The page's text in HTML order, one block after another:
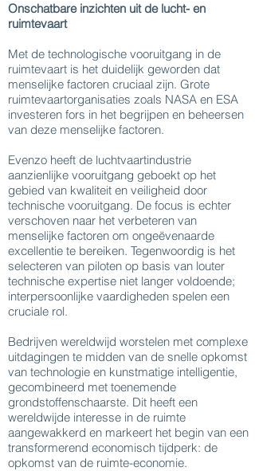
Onschatbare inzichten uit de lucht- en
ruimtevaart
Met de technologische vooruitgang in de
ruimtevaart is het duidelijk geworden dat
menselijke factoren cruciaal zijn. Grote
ruimtevaartorganisaties zoals NASA en ESA
investeren fors in het begrijpen en beheersen
van deze menselijke factoren.
Evenzo heeft de luchtvaartindustrie
aanzienlijke vooruitgang geboekt op het
gebied van kwaliteit en veiligheid door
technische vooruitgang. De focus is echter
verschoven naar het verbeteren van
menselijke factoren om ongeëvenaarde
excellentie te bereiken. Tegenwoordig is het
selecteren van piloten op basis van louter
technische expertise niet langer voldoende;
interpersoonlijke vaardigheden spelen een
cruciale rol.
Bedrijven wereldwijd worstelen met complexe
uitdagingen te midden van de snelle opkomst
van technologie en kunstmatige intelligentie,
gecombineerd met toenemende
grondstoffenschaarste. Dit heeft een
wereldwijde interesse in de ruimte
aangewakkerd en markeert het begin van een
transformerend economisch tijdperk: de
opkomst van de ruimte-economie.